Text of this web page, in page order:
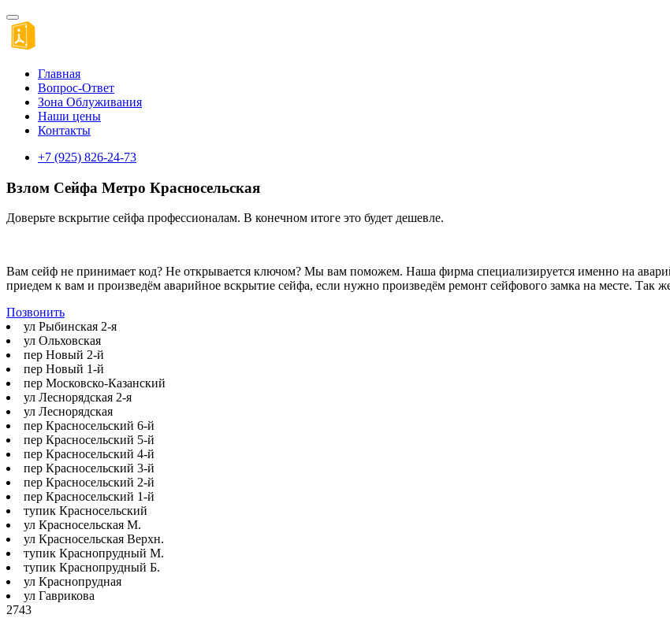
Главная
Вопрос-Ответ
Зона Облуживания
Наши цены
Контакты
+7 (925) 826-24-73
Взлом Сейфа Метро Красносельская
Доверьте вскрытие сейфа профессионалам. В конечном итоге это будет дешевле.
Вам сейф не принимает код? Не открывается ключом? Мы вам поможем. Наша фирма специализируется именно на
приедем к вам и произведём аварийное вскрытие сейфа, если нужно произведём ремонт сейфового замка на месте. Так
Позвонить
ул Рыбинская 2-я
ул Ольховская
пер Новый 2-й
пер Новый 1-й
пер Московско-Казанский
ул Леснорядская 2-я
ул Леснорядская
пер Красносельский 6-й
пер Красносельский 5-й
пер Красносельский 4-й
пер Красносельский 3-й
пер Красносельский 2-й
пер Красносельский 1-й
тупик Красносельский
ул Красносельская М.
ул Красносельская Верхн.
тупик Краснопрудный М.
тупик Краснопрудный Б.
ул Краснопрудная
ул Гаврикова
2743